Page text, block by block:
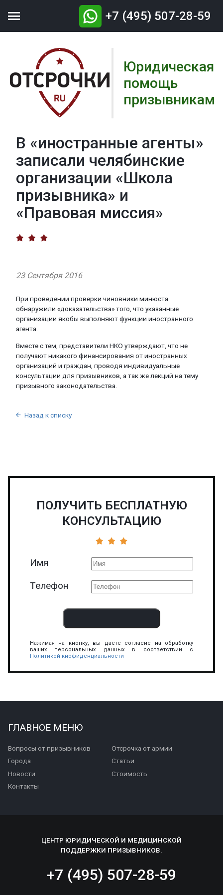
 +7 (495) 507-28-59
Юридическая
помощь
призывникам
В «иностранные агенты»
записали челябинские
организации «Школа
призывника» и
«Правовая миссия»
23 Сентября 2016
При проведении проверки чиновники минюста
обнаружили «доказательства» того, что указанные
организации якобы выполняют функции иностранного
агента.
Вместе с тем, представители НКО утверждают, что не
получают никакого финансирования от иностранных
организаций и граждан, проводя индивидуальные
консультации для призывников, а так же лекций на тему
призывного законодательства.
 Назад к списку
ПОЛУЧИТЬ БЕСПЛАТНУЮ
КОНСУЛЬТАЦИЮ
Имя
Телефон
Нажимая на кнопку, вы даёте согласие на обработку
ваших персональных данных в соответствии с
Политикой кнофиденциальности
ГЛАВНОЕ МЕНЮ
Вопросы от призывников
Отсрочка от армии
Города
Статьи
Новости
Стоимость
Контакты
ЦЕНТР ЮРИДИЧЕСКОЙ И МЕДИЦИНСКОЙ
ПОДДЕРЖКИ ПРИЗЫВНИКОВ.
+7 (495) 507-28-59